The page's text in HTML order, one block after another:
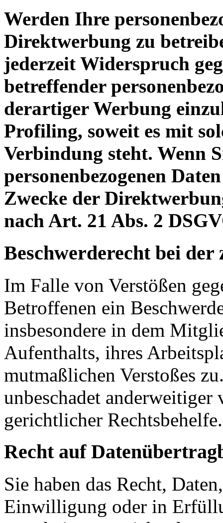
Werden Ihre
Direktwerbung zu
jederzeit Widerspruch
betreffender
derartiger Werbung
Profiling, soweit es mit
Verbindung steht. Wenn
personenbezogenen
Zwecke der
nach Art. 21 Abs. 2
Beschwerderecht bei
Im Falle von Verstößen
Betroffenen ein
insbesondere in dem
Aufenthalts, ihres
mutmaßlichen Verstoßes
unbeschadet
gerichtlicher Rechtsbehelfe.
Recht auf
Sie haben das Recht,
Einwilligung oder in